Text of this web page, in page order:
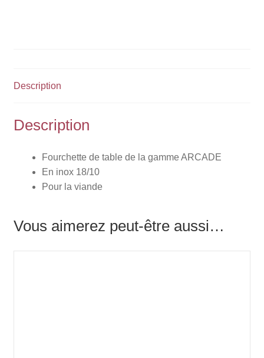
Description
Description
Fourchette de table de la gamme ARCADE
En inox 18/10
Pour la viande
Vous aimerez peut-être aussi…